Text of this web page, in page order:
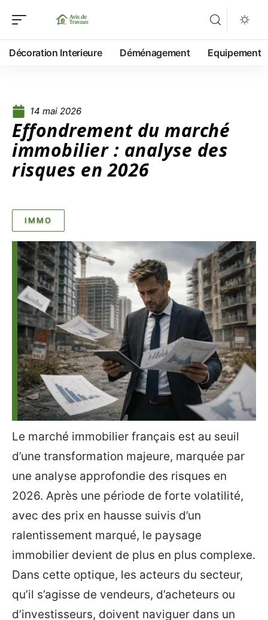
Décoration Interieure Déménagement Equipement
14 mai 2026
Effondrement du marché
immobilier : analyse des
risques en 2026
IMMO
Le marché immobilier français est au seuil
d’une transformation majeure, marquée par
une analyse approfondie des risques en
2026. Après une période de forte volatilité,
avec des prix en hausse suivis d’un
ralentissement marqué, le paysage
immobilier devient de plus en plus complexe.
Dans cette optique, les acteurs du secteur,
qu’il s’agisse de vendeurs, d’acheteurs ou
d’investisseurs, doivent naviguer dans un